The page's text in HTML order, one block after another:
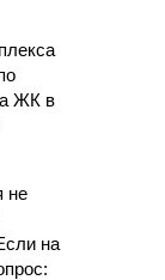
ЖК в
не
на